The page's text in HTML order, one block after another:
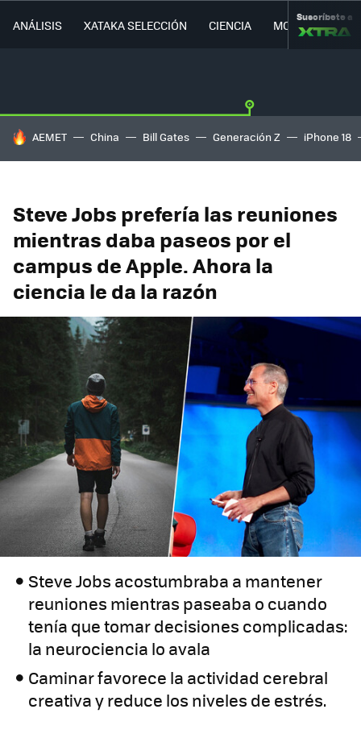
ANÁLISIS XATAKA SELECCIÓN CIENCIA MOVILIDAD
Suscríbete a
HOY SE HABLA DE
AEMET China Bill Gates Generación Z iPhone 18
Steve Jobs prefería las reuniones
mientras daba paseos por el
campus de Apple. Ahora la
ciencia le da la razón
Steve Jobs acostumbraba a mantener
reuniones mientras paseaba o cuando
tenía que tomar decisiones complicadas:
la neurociencia lo avala
Caminar favorece la actividad cerebral
creativa y reduce los niveles de estrés.